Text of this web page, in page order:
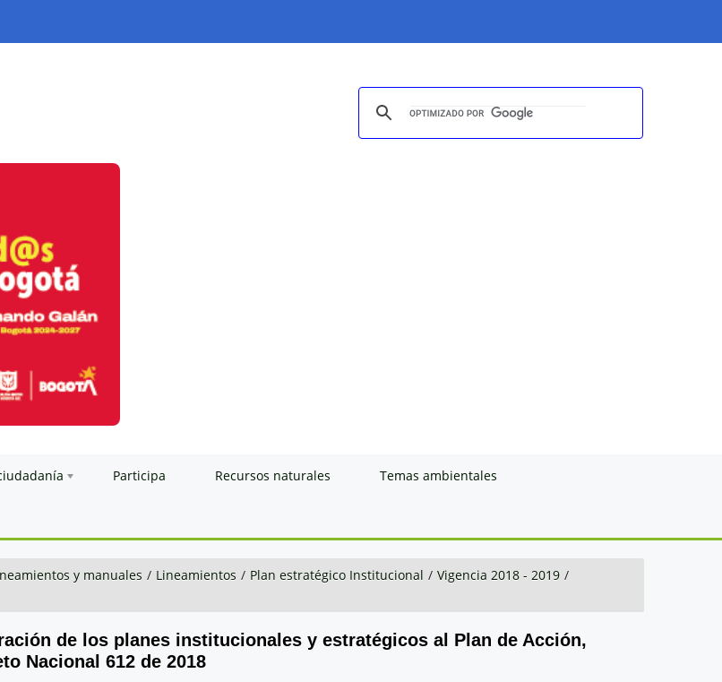
Participa Recursos naturales Temas ambientales
y manuales / Lineamientos / Plan estratégico Institucional / Vigencia 2018 - 2019 /
de los planes institucionales y estratégicos al Plan de Acción,
Nacional 612 de 2018